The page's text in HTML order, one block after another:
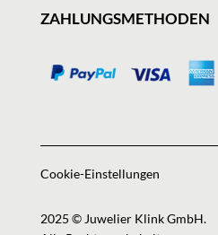
ZAHLUNGSMETHODEN
Cookie-Einstellungen
2025 © Juwelier Klink GmbH.